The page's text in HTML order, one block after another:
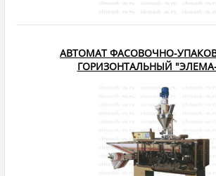
АВТОМАТ ФАСОВОЧНО-
ГОРИЗОНТАЛЬНЫЙ